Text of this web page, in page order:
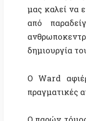
πραγματικές
Ο παρών τόμος,
όποιον
τουαλλιώς !
ΠΕΡΙΕΧΟΜΕΝΑ:
〉 ΕΙΣΑΓΩΓΗ: